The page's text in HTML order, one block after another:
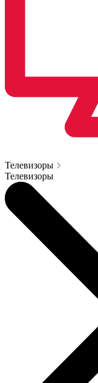
Телевизоры
Телевизоры